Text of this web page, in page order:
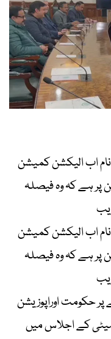
اب الیکشن کمیشن
پر ہے کہ وہ فیصلہ
اب الیکشن کمیشن
پر ہے کہ وہ فیصلہ
حکومت اوراپوزیشن
کمیٹی کے اجلاس میں